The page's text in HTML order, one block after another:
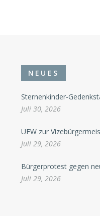
NEUES
Sternenkinder-
Juli 30, 2026
UFW zur
Juli 29, 2026
Bürgerprotest gegen
Juli 29, 2026